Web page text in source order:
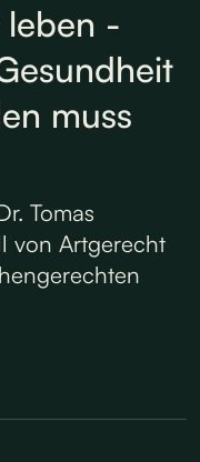
-
muss
Tomas
von Artgerecht